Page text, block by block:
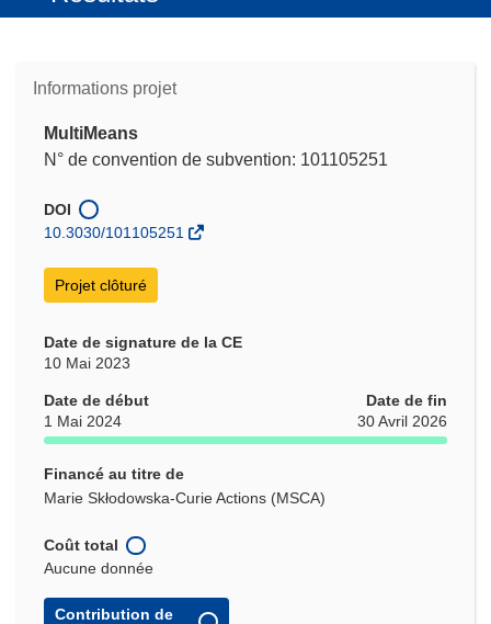
Informations projet
MultiMeans
N° de convention de subvention: 101105251
DOI
10.3030/101105251
Projet clôturé
Date de signature de la CE
10 Mai 2023
Date de début
1 Mai 2024
Date de fin
30 Avril 2026
Financé au titre de
Marie Skłodowska-Curie Actions (MSCA)
Coût total
Aucune donnée
Contribution de